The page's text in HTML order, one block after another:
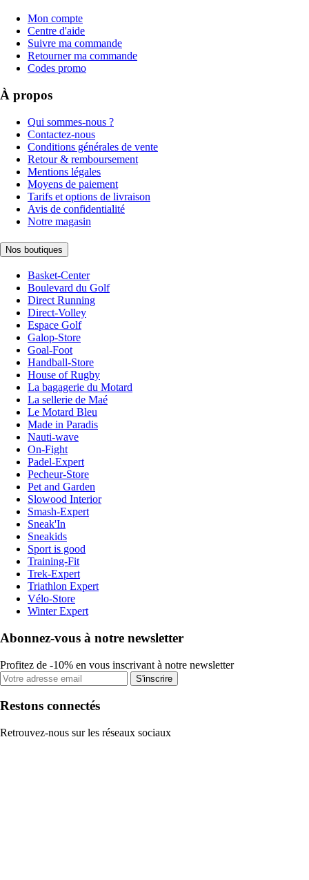
Mon compte
Centre d'aide
Suivre ma commande
Retourner ma commande
Codes promo
À propos
Qui sommes-nous ?
Contactez-nous
Conditions générales de vente
Retour & remboursement
Mentions légales
Moyens de paiement
Tarifs et options de livraison
Avis de confidentialité
Notre magasin
Nos boutiques
Basket-Center
Boulevard du Golf
Direct Running
Direct-Volley
Espace Golf
Galop-Store
Goal-Foot
Handball-Store
House of Rugby
La bagagerie du Motard
La sellerie de Maé
Le Motard Bleu
Made in Paradis
Nauti-wave
On-Fight
Padel-Expert
Pecheur-Store
Pet and Garden
Slowood Interior
Smash-Expert
Sneak'In
Sneakids
Sport is good
Training-Fit
Trek-Expert
Triathlon Expert
Vélo-Store
Winter Expert
Abonnez-vous à notre newsletter
Profitez de -10% en vous inscrivant à notre newsletter
S'inscrire
Restons connectés
Retrouvez-nous sur les réseaux sociaux